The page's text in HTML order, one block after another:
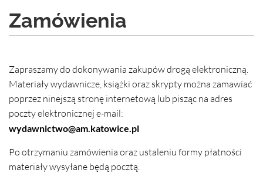
Zamówienia
Zapraszamy do dokonywania zakupów drogą elektroniczną.
Materiały wydawnicze, książki oraz skrypty można zamawiać
poprzez ninejszą stronę internetową lub pisząc na adres
poczty elektronicznej e-mail:
wydawnictwo@am.katowice.pl
Po otrzymaniu zamówienia oraz ustaleniu formy płatności
materiały wysyłane będą pocztą.